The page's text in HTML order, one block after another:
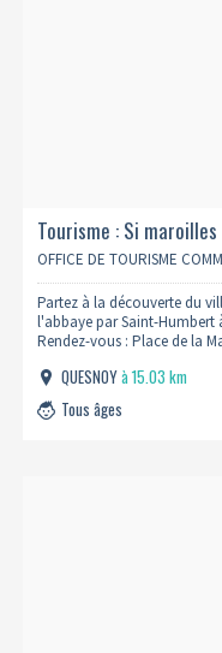
Tourisme : Si
OFFICE DE TOURISME
Partez à la découverte du
l'abbaye par Saint-Humbert
Rendez-vous : Place de la
QUESNOYà 15.03 km
Tous âges